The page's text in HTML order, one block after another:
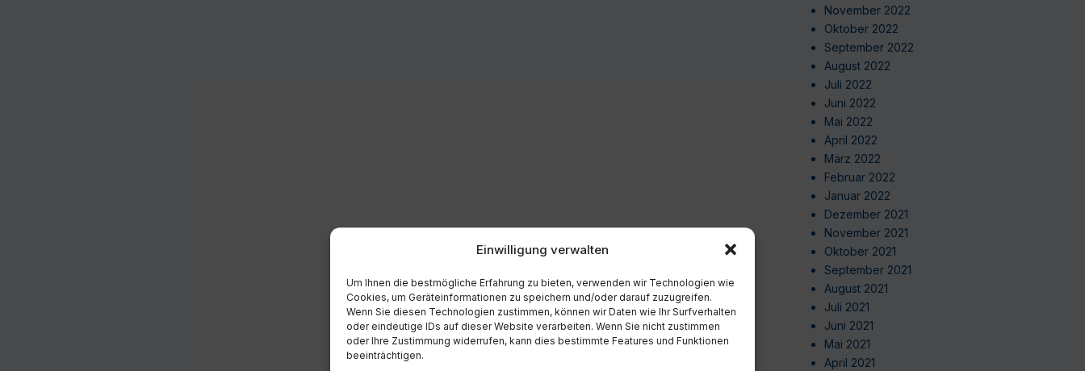
Einwilligung verwalten
Um Ihnen die bestmögliche Erfahrung zu bieten, verwenden wir Technologien wie
Cookies, um Geräteinformationen zu speichern und/oder darauf zuzugreifen.
Wenn Sie diesen Technologien zustimmen, können wir Daten wie Ihr Surfverhalten
oder eindeutige IDs auf dieser Website verarbeiten. Wenn Sie nicht zustimmen
oder Ihre Zustimmung widerrufen, kann dies bestimmte Features und Funktionen
beeinträchtigen.
November 2022
Oktober 2022
September 2022
August 2022
Juli 2022
Juni 2022
Mai 2022
April 2022
März 2022
Februar 2022
Januar 2022
Dezember 2021
November 2021
Oktober 2021
September 2021
August 2021
Juli 2021
Juni 2021
Mai 2021
April 2021